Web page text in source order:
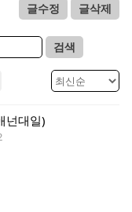
글수정 글삭제
검색
넌대일)